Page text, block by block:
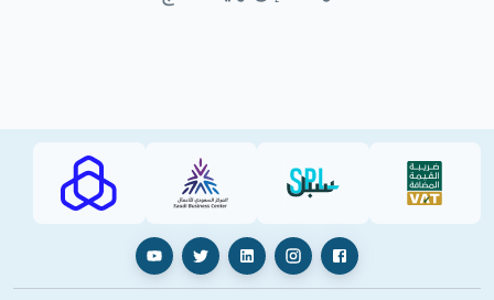
VAT (PDF)
SPL (PDF)
SBC
(PDF)
فيسبوكإنستغراملينكدإنX يوتيوب